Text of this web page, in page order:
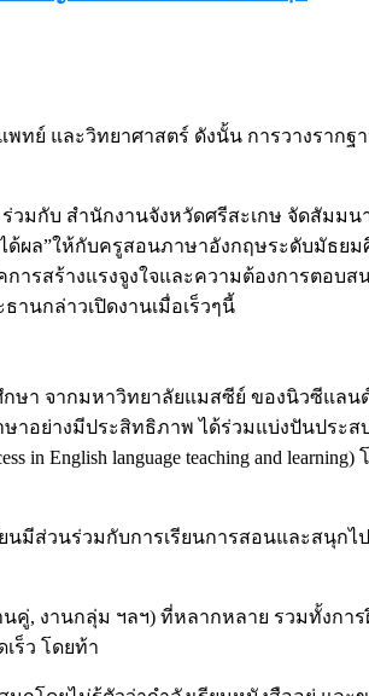
ทย์ และวิทยาศาสตร์ ดังนั้น การวางราก
ร่วมกับ สำนักงานจังหวัดศรีสะเกษ จัดสัม
ผล”ให้กับครูสอนภาษาอังกฤษระดับมัธย
สร้างแรงจูงใจและความต้องการตอบส
ธานกล่าวเปิดงานเมื่อเร็วๆนี้
กษา จากมหาวิทยาลัยแมสซีย์ ของนิวซีแล
อย่างมีประสิทธิภาพ ได้ร่วมแบ่งปันประ
in English language teaching and
มีส่วนร่วมกับการเรียนการสอนและสนุกไ
, งานกลุ่ม ฯลฯ) ที่หลากหลาย รวมทั้งกา
ร็ว โดยท้า